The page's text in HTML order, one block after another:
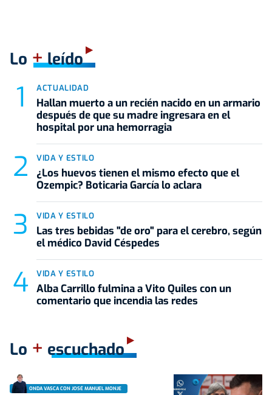
Lo +leído
ACTUALIDAD
Hallan muerto a un recién nacido en un armario
después de que su madre ingresara en el
hospital por una hemorragia
VIDA Y ESTILO
¿Los huevos tienen el mismo efecto que el
Ozempic? Boticaria García lo aclara
VIDA Y ESTILO
Las tres bebidas "de oro" para el cerebro, según
el médico David Céspedes
VIDA Y ESTILO
Alba Carrillo fulmina a Vito Quiles con un
comentario que incendia las redes
Lo + escuchado
ONDA VASCA CON JOSÉ MANUEL MONJE